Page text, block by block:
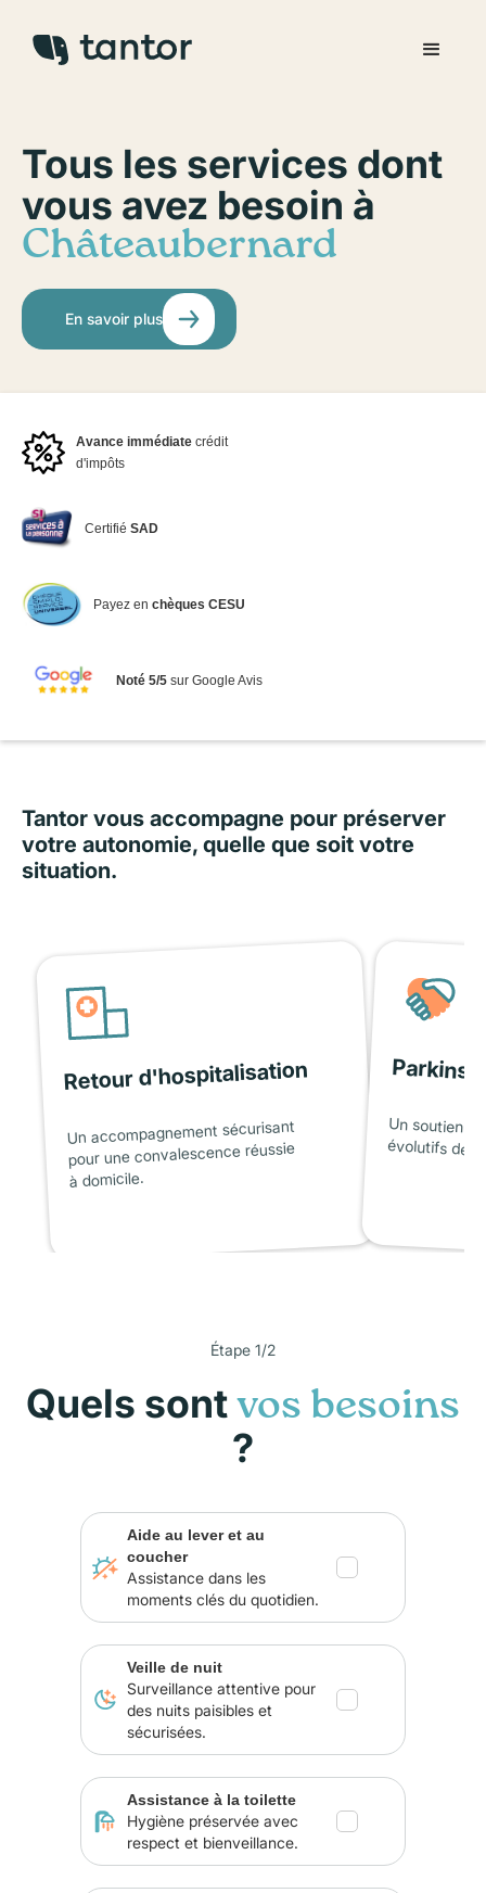
Tous les services dont
vous avez besoin à
Châteaubernard
En savoir plus
Avance immédiate crédit
d'impôts
CertifiéSAD
Payez en chèques CESU
Noté 5/5sur Google Avis
Tantor vous accompagne pour préserver
votre autonomie, quelle que soit votre
situation.
Retour d'hospitalisation
Un accompagnement sécurisant
pour une convalescence réussie
à domicile.
Un soutien
évolutifs de
Étape 1/2
Quels sont vos besoins
?
Aide au lever et au
coucher
Assistance dans les
moments clés du quotidien.
Veille de nuit
Surveillance attentive pour
des nuits paisibles et
sécurisées.
Assistance à la toilette
Hygiène préservée avec
respect et bienveillance.